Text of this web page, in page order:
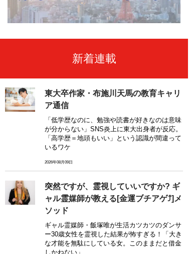
新着連載
東大卒作家・布施川天馬の教育キャリ
ア通信
「低学歴なのに、勉強や読書が好きなのは意味
が分からない」SNS炎上に東大出身者が反応。
「高学歴＝地頭もいい」という認識が間違って
いるワケ
2026年08月09日
突然ですが、霊視していいですか? ギ
ャル霊媒師が教える[金運ブチアゲ⤴]メ
ソッド
ギャル霊媒師・飯塚唯が生活カツカツのダンサ
ー30歳女性を霊視した結果が怖すぎる！「大き
な才能を無駄にしている女。このままだと借金
しかねない」